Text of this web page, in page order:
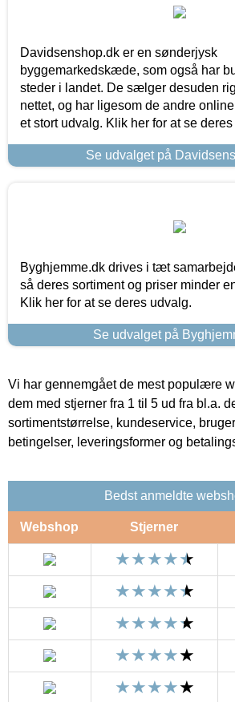
Davidsenshop.dk er en sønderjysk
byggemarkedskæde, som også har
steder i landet. De sælger desuden
nettet, og har ligesom de andre
et stort udvalg. Klik her for at se
Se udvalget på
Byghjemme.dk drives i tæt
så deres sortiment og priser minder
Klik her for at se deres udvalg.
Se udvalget på
Vi har gennemgået de mest populære
dem med stjerner fra 1 til 5 ud fra bl.a.
sortimentstørrelse, kundeservice,
betingelser, leveringsformer og
Bedst anmeldte
Webshop Stjerner